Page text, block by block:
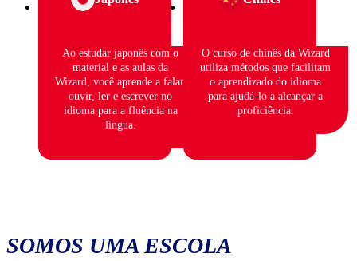
Ao estudar japonês com o
material e as aulas da
Wizard, você aprende a falar,
ouvir, ler e escrever no
idioma para a fluência na
língua.
O curso de chinês da Wizard
utiliza métodos que facilitam
o aprendizado do idioma
para ajudá-lo a alcançar a
proficiência.
SOMOS UMA ESCOLA